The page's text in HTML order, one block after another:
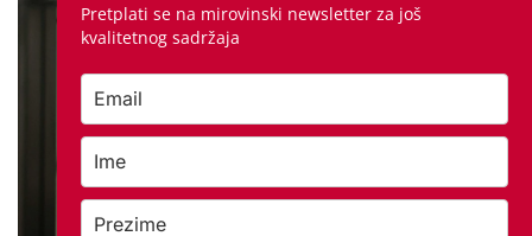
Pretplati se na mirovinski newsletter za još
kvalitetnog sadržaja